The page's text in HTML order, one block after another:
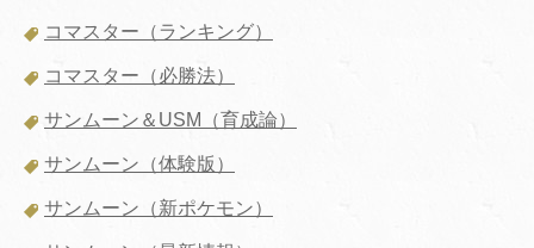
コマスター（ランキング）
コマスター（必勝法）
サンムーン＆USM（育成論）
サンムーン（体験版）
サンムーン（新ポケモン）